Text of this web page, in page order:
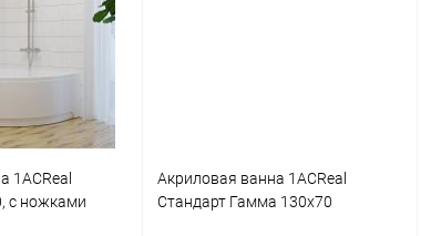
Сравнение
1ACReal
с ножками
Акриловая ванна 1ACReal
Стандарт Гамма 130x70